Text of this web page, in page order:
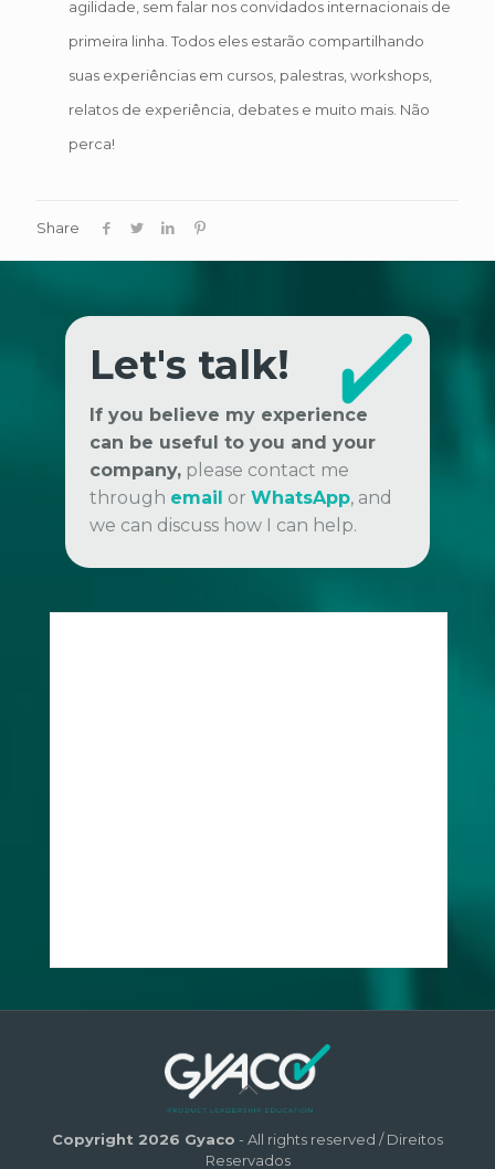
agilidade, sem falar nos convidados internacionais de
primeira linha. Todos eles estarão compartilhando
suas experiências em cursos, palestras, workshops,
relatos de experiência, debates e muito mais. Não
perca!
Share
Let's talk!
If you believe my experience
can be useful to you and your
company, please contact me
through email or WhatsApp, and
we can discuss how I can help.
Copyright 2026 Gyaco - All rights reserved / Direitos
Reservados